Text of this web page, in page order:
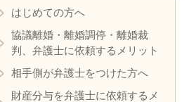
はじめての方へ
協議離婚・離婚調停・離婚裁
判、弁護士に依頼するメリット
相手側が弁護士をつけた方へ
財産分与を弁護士に依頼するメ